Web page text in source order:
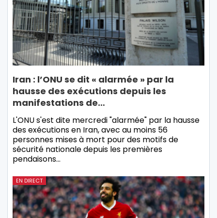
Iran : l’ONU se dit « alarmée » par la
hausse des exécutions depuis les
manifestations de…
L'ONU s'est dite mercredi "alarmée" par la hausse
des exécutions en Iran, avec au moins 56
personnes mises à mort pour des motifs de
sécurité nationale depuis les premières
pendaisons…
EN DIRECT